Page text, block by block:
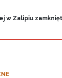
w Zalipiu